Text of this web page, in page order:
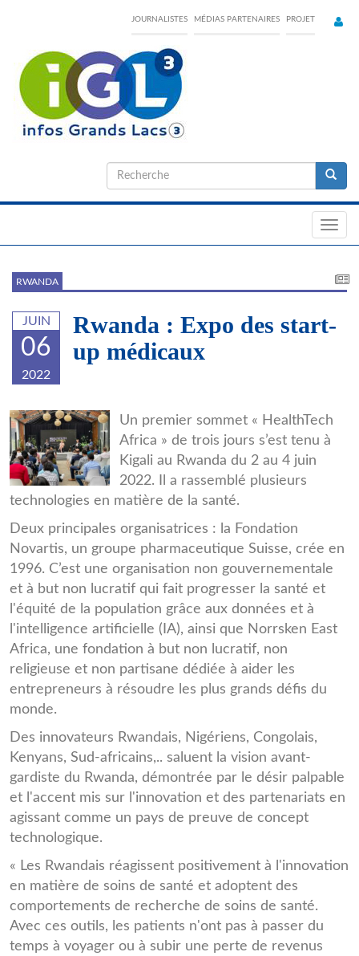
content
JOURNALISTES MÉDIAS PARTENAIRES PROJET
Formulaire
de
RWANDA
JUIN
06
2022
Rwanda : Expo des start-
up médicaux
WhatsApp_Image_2022-
06-
08_at_2.16.23_PM.jpeg
Un premier sommet « HealthTech
Africa » de trois jours s’est tenu à
Kigali au Rwanda du 2 au 4 juin
2022. Il a rassemblé plusieurs
technologies en matière de la santé.
Deux principales organisatrices : la Fondation
Novartis, un groupe pharmaceutique Suisse, crée en
1996. C’est une organisation non gouvernementale
et à but non lucratif qui fait progresser la santé et
l'équité de la population grâce aux données et à
l'intelligence artificielle (IA), ainsi que Norrsken East
Africa, une fondation à but non lucratif, non
religieuse et non partisane dédiée à aider les
entrepreneurs à résoudre les plus grands défis du
monde.
Des innovateurs Rwandais, Nigériens, Congolais,
Kenyans, Sud-africains,.. saluent la vision avant-
gardiste du Rwanda, démontrée par le désir palpable
et l'accent mis sur l'innovation et des partenariats en
agissant comme un pays de preuve de concept
technologique.
« Les Rwandais réagissent positivement à l'innovation
en matière de soins de santé et adoptent des
comportements de recherche de soins de santé.
Avec ces outils, les patients n'ont pas à passer du
temps à voyager ou à subir une perte de revenus